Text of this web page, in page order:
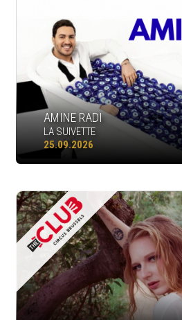
AMINE RADI
LA SUIVETTE
25.09.2026